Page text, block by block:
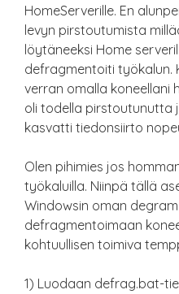
HomeServerille. En
levyn pirstoutumista
löytäneeksi Home
defragmentoiti työkalun.
verran omalla koneellani
oli todella pirstoutunutta
kasvatti tiedonsiirto
Olen pihimies jos
työkaluilla. Niinpä tällä
Windowsin oman
defragmentoimaan
kohtuullisen toimiva
1) Luodaan defrag.bat-